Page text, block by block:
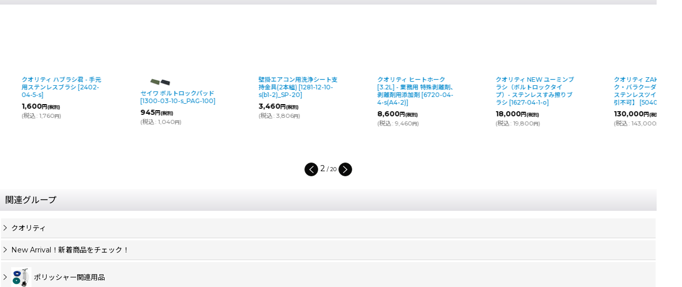
クオリティ ハブラシ君 - 手元
用ステンレスブラシ [2402-
04-5-s]
1,600円(税別)
(税込: 1,760円)
セイワ ボルトロックパッド
[1300-03-10-s_PAG-100]
945円(税別)
(税込: 1,040円)
壁掛エアコン用洗浄シート支
持金具(2本組) [1281-12-10-
s(b1-2)_SP-20]
3,460円(税別)
(税込: 3,806円)
クオリティ ヒートホーク
[3.2L] - 業務用 特殊剥離剤、
剥離剤用添加剤 [6720-04-
4-s(A4-2)]
8,600円(税別)
(税込: 9,460円)
クオリティ NEW ユーミンブ
ラシ（ボルトロックタイ
プ）- ステンレスすみ擦りブ
ラシ [1627-04-1-o]
18,000円(税別)
(税込: 19,800円)
クオリティ ZAK-BA（ザ
ク・バラクーダ）（2個
ステンレスツインブラ
引不可】
[5040-04-1-d
130,000円(税別)
(税込: 143,000円
2 / 20
関連グループ
クオリティ
New Arrival！新着商品をチェック！
ポリッシャー関連用品